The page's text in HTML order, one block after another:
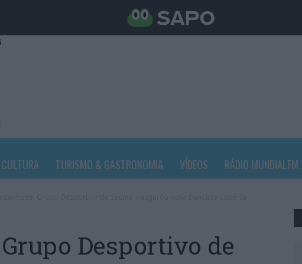
CULTURA TURISMO & GASTRONOMIA VÍDEOS RÁDIO MUNDIALFM
Desportivo de